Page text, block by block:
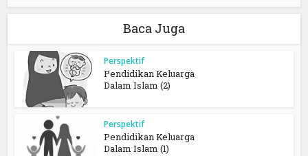
Baca Juga
Perspektif
Pendidikan Keluarga
Dalam Islam (2)
Perspektif
Pendidikan Keluarga
Dalam Islam (1)